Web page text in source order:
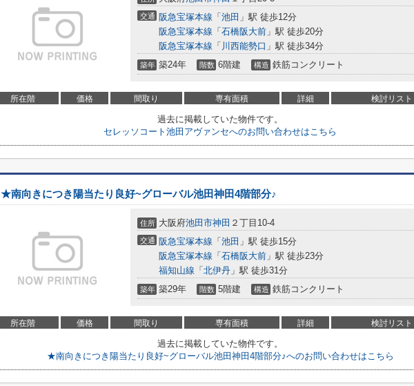
交通 阪急宝塚本線 「 池田 」駅 徒歩12分
阪急宝塚本線 「 石橋阪大前 」駅 徒歩20分
阪急宝塚本線 「 川西能勢口 」駅 徒歩34分
築年 築24年 階数 6階建 構造 鉄筋コンクリート
所在階 価格 間取り 専有面積 詳細 検討リスト
過去に掲載していた物件です。
セレッソコート池田アヴァンセへのお問い合わせはこちら
★南向きにつき陽当たり良好~グローバル池田神田4階部分♪
住所 大阪府池田市神田 ２丁目10-4
交通 阪急宝塚本線 「 池田 」駅 徒歩15分
阪急宝塚本線 「 石橋阪大前 」駅 徒歩23分
福知山線 「 北伊丹 」駅 徒歩31分
築年 築29年 階数 5階建 構造 鉄筋コンクリート
所在階 価格 間取り 専有面積 詳細 検討リスト
過去に掲載していた物件です。
★南向きにつき陽当たり良好~グローバル池田神田4階部分♪へのお問い合わせはこちら